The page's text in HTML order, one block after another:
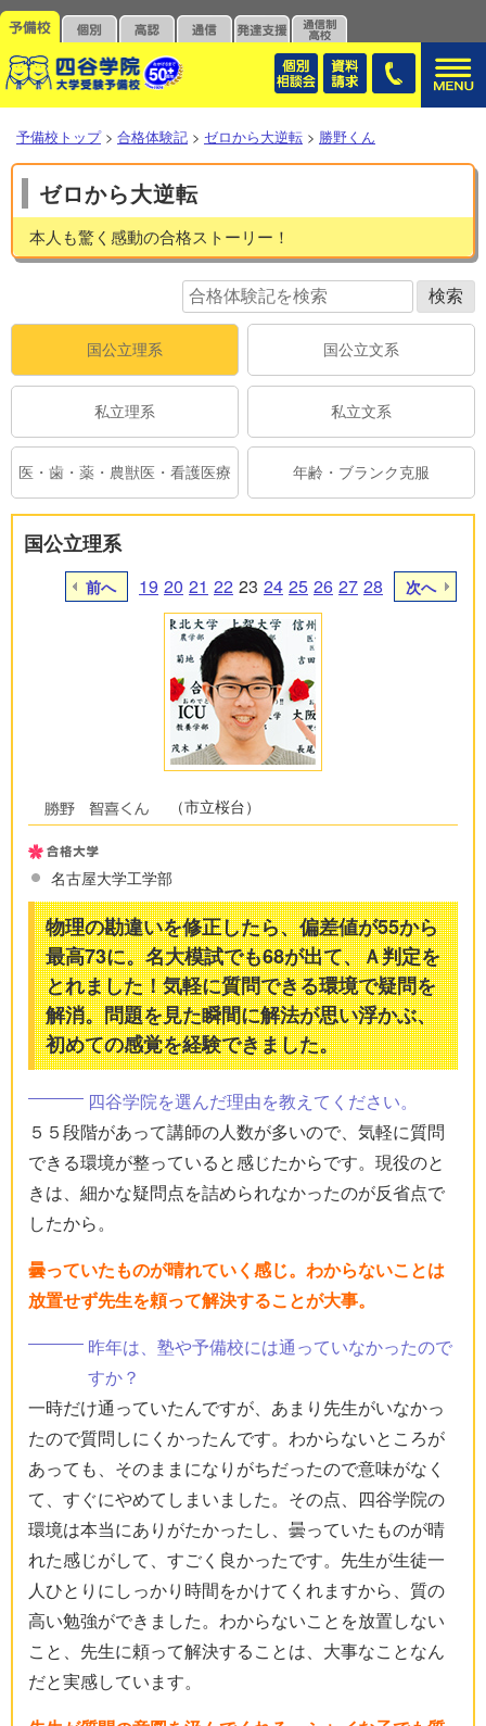
予備校トップ > 合格体験記 > ゼロから大逆転 > 勝野くん
ゼロから大逆転
本人も驚く感動の合格ストーリー！
国公立理系 国公立文系
私立理系 私立文系
医・歯・薬・農獣医・看護医療 年齢・ブランク克服
国公立理系
前へ 19 20 21 22 23 24 25 26 27 28 次へ
（市立桜台）
名古屋大学工学部
物理の勘違いを修正したら、偏差値が55から
最高73に。名大模試でも68が出て、Ａ判定を
とれました！気軽に質問できる環境で疑問を
解消。問題を見た瞬間に解法が思い浮かぶ、
初めての感覚を経験できました。
四谷学院を選んだ理由を教えてください。
５５段階があって講師の人数が多いので、気軽に質問
できる環境が整っていると感じたからです。現役のと
きは、細かな疑問点を詰められなかったのが反省点で
したから。
曇っていたものが晴れていく感じ。わからないことは
放置せず先生を頼って解決することが大事。
昨年は、塾や予備校には通っていなかったので
すか？
一時だけ通っていたんですが、あまり先生がいなかっ
たので質問しにくかったんです。わからないところが
あっても、そのままになりがちだったので意味がなく
て、すぐにやめてしまいました。その点、四谷学院の
環境は本当にありがたかったし、曇っていたものが晴
れた感じがして、すごく良かったです。先生が生徒一
人ひとりにしっかり時間をかけてくれますから、質の
高い勉強ができました。わからないことを放置しない
こと、先生に頼って解決することは、大事なことなん
だと実感しています。